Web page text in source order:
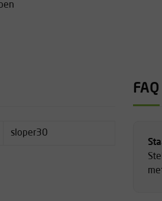
sloper30
FAQ